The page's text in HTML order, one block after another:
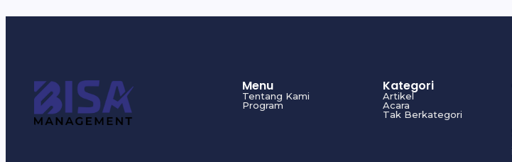
Menu
Tentang Kami
Program
Kategori
Artikel
Acara
Tak Berkategori